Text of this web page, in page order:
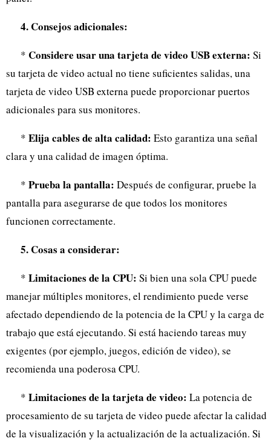
4. Consejos adicionales:
* Considere usar una tarjeta de video USB externa: Si
su tarjeta de video actual no tiene suficientes salidas, una
tarjeta de video USB externa puede proporcionar puertos
adicionales para sus monitores.
* Elija cables de alta calidad: Esto garantiza una señal
clara y una calidad de imagen óptima.
* Prueba la pantalla: Después de configurar, pruebe la
pantalla para asegurarse de que todos los monitores
funcionen correctamente.
5. Cosas a considerar:
* Limitaciones de la CPU: Si bien una sola CPU puede
manejar múltiples monitores, el rendimiento puede verse
afectado dependiendo de la potencia de la CPU y la carga de
trabajo que está ejecutando. Si está haciendo tareas muy
exigentes (por ejemplo, juegos, edición de video), se
recomienda una poderosa CPU.
* Limitaciones de la tarjeta de video: La potencia de
procesamiento de su tarjeta de video puede afectar la calidad
de la visualización y la actualización de la actualización. Si